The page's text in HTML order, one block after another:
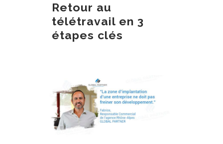
Retour au
télétravail en 3
étapes clés